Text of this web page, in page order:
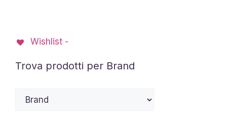
Wishlist -
Trova prodotti per Brand